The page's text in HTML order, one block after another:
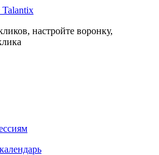
Talantix
настройте воронку,